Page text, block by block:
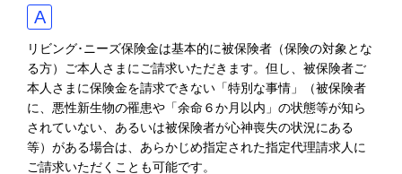
リビング･ニーズ保険金は基本的に被保険者（保険の対象とな
る方）ご本人さまにご請求いただきます。但し、被保険者ご
本人さまに保険金を請求できない「特別な事情」（被保険者
に、悪性新生物の罹患や「余命６か月以内」の状態等が知ら
されていない、あるいは被保険者が心神喪失の状況にある
等）がある場合は、あらかじめ指定された指定代理請求人に
ご請求いただくことも可能です。